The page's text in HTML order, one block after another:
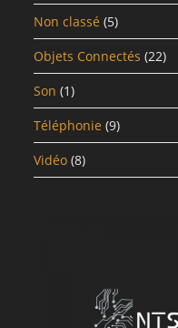
Non classé (5)
Objets Connectés (22)
Son (1)
Téléphonie (9)
Vidéo (8)